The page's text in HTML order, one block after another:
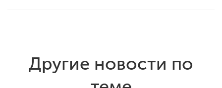
Другие новости по